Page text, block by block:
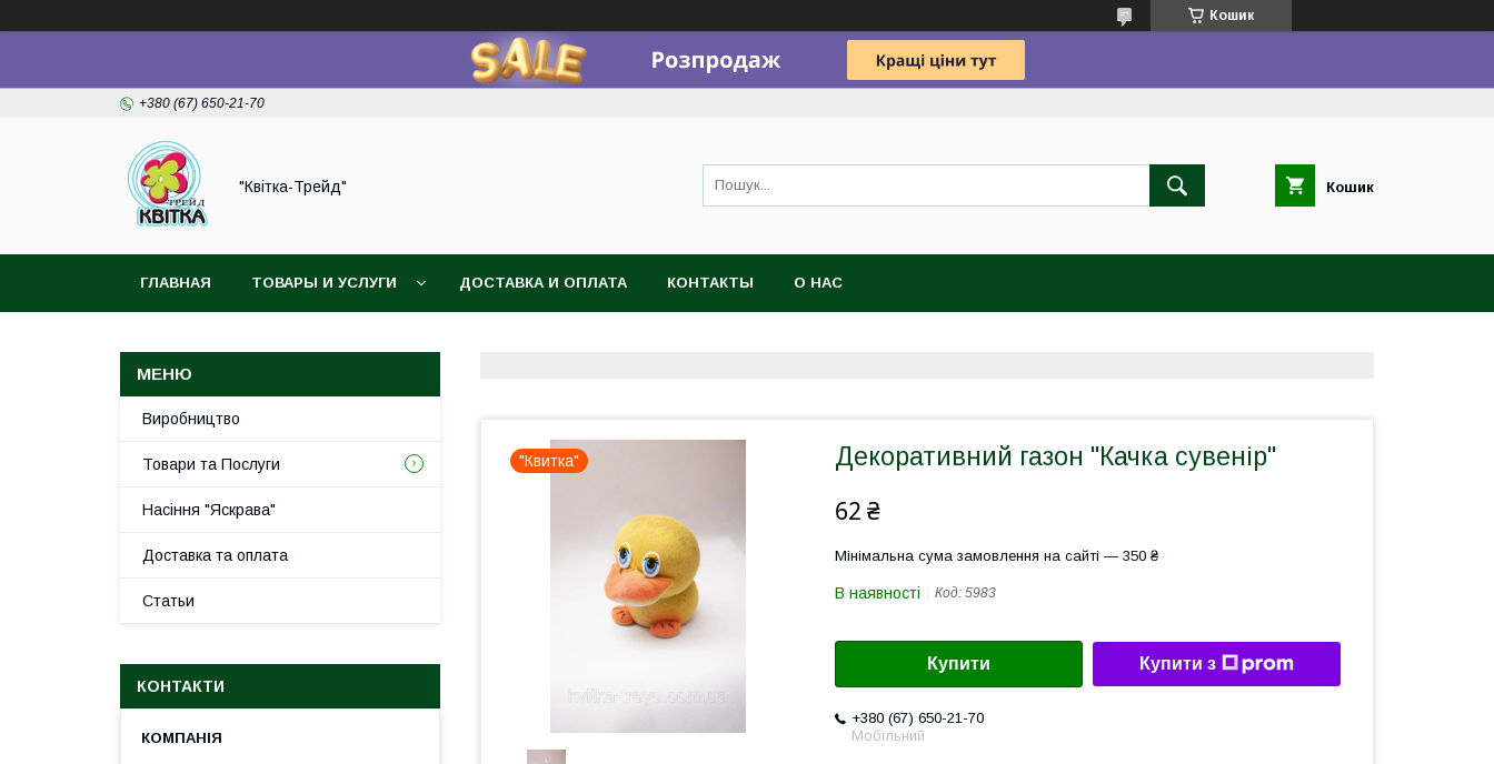
Кошик
+380 (67) 650-21-70
"Квітка-Трейд" Кошик
ГЛАВНАЯ ТОВАРЫ И УСЛУГИ ДОСТАВКА И ОПЛАТА КОНТАКТЫ О НАС
"Квитка" Декоративний газон "Качка сувенір"
62 ₴
Мінімальна сума замовлення на сайті — 350 ₴
В наявності Код: 5983
Купити Купити з
+380 (67) 650-21-70
Мобільний
Виробництво
Товари та Послуги
Насіння "Яскрава"
Доставка та оплата
Статьи
КОНТАКТИ